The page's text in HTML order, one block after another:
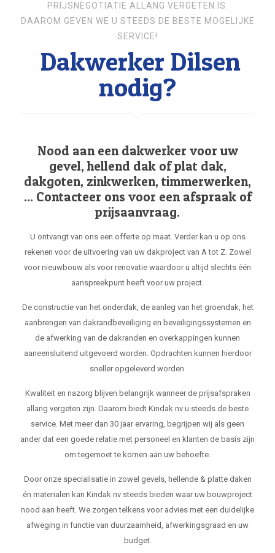
PRIJSNEGOTIATIE ALLANG VERGETEN IS.
DAAROM GEVEN WE U STEEDS DE BESTE MOGELIJKE
SERVICE!
Dakwerker Dilsen
nodig?
Nood aan een dakwerker voor uw
gevel, hellend dak of plat dak,
dakgoten, zinkwerken, timmerwerken,
... Contacteer ons voor een afspraak of
prijsaanvraag.
U ontvangt van ons een offerte op maat. Verder kan u op ons
rekenen voor de uitvoering van uw dakproject van A tot Z. Zowel
voor nieuwbouw als voor renovatie waardoor u altijd slechts één
aanspreekpunt heeft voor uw project.
De constructie van het onderdak, de aanleg van het groendak, het
aanbrengen van dakrandbeveiliging en beveiligingssystemen en
de afwerking van de dakranden en overkappingen kunnen
aaneensluitend uitgevoerd worden. Opdrachten kunnen hierdoor
sneller opgeleverd worden.
Kwaliteit en nazorg blijven belangrijk wanneer de prijsafspraken
allang vergeten zijn. Daarom biedt Kindak nv u steeds de beste
service. Met meer dan 30 jaar ervaring, begrijpen wij als geen
ander dat een goede relatie met personeel en klanten de basis zijn
om tegemoet te komen aan uw behoefte.
Door onze specialisatie in zowel gevels, hellende & platte daken
én materialen kan Kindak nv steeds bieden waar uw bouwproject
nood aan heeft. We zorgen telkens voor advies met een duidelijke
afweging in functie van duurzaamheid, afwerkingsgraad en uw
budget.